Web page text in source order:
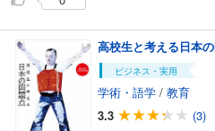
高校生と考える日本
ビジネス・実用
学術・語学 / 教育
3.3
(3)